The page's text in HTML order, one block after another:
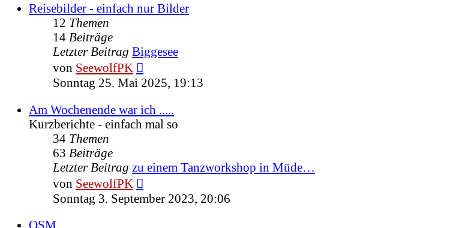
Reisebilder - einfach nur Bilder
12 Themen
14 Beiträge
Letzter Beitrag Biggesee
von SeewolfPK
Beitrag
Sonntag 25. Mai 2025, 19:13
Am Wochenende war ich .....
Kurzberichte - einfach mal so
34 Themen
63 Beiträge
Letzter Beitrag zu einem Tanzworkshop in Müde…
von SeewolfPK
Beitrag
Sonntag 3. September 2023, 20:06
OSM